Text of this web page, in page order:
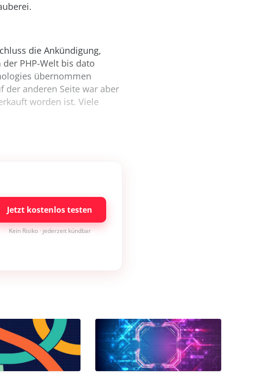
die Ankündigung,
PHP-Welt bis dato
übernommen
der anderen Seite war aber
worden ist. Viele
Jetzt kostenlos testen
Kein Risiko · jederzeit kündbar